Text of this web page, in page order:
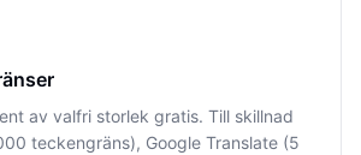
av valfri storlek gratis. Till skillnad
teckengräns), Google Translate (5